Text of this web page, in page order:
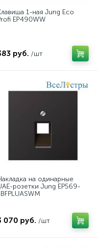
1-ная Jung Eco
EP490WW
руб. /шт
на одинарные
розетки Jung EP569-
070 руб. /шт